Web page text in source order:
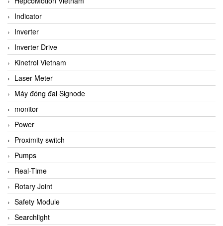
Indicator
Inverter
Inverter Drive
Kinetrol Vietnam
Laser Meter
Máy đóng đai Signode
monitor
Power
Proximity switch
Pumps
Real-Time
Rotary Joint
Safety Module
Searchlight